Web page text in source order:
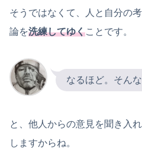
そうではなくて、人と自分の
論を洗練してゆくことです。
なるほど。そん
と、他人からの意見を聞き入
しますからね。